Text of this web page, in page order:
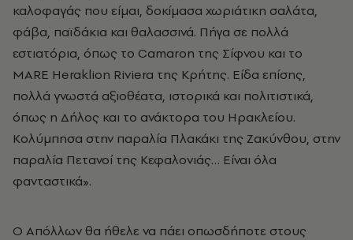
καλοφαγάς που είμαι, δοκίμασα χωριάτικη σαλάτα,
φάβα, παϊδάκια και θαλασσινά. Πήγα σε πολλά
εστιατόρια, όπως το Camaron της Σίφνου και το
MARE Heraklion Riviera της Κρήτης. Είδα επίσης,
πολλά γνωστά αξιοθέατα, ιστορικά και πολιτιστικά,
όπως η Δήλος και το ανάκτορα του Ηρακλείου.
Κολύμπησα στην παραλία Πλακάκι της Ζακύνθου, στην
παραλία Πετανοί της Κεφαλονιάς… Είναι όλα
φανταστικά».
Ο Απόλλων θα ήθελε να πάει οπωσδήποτε στους